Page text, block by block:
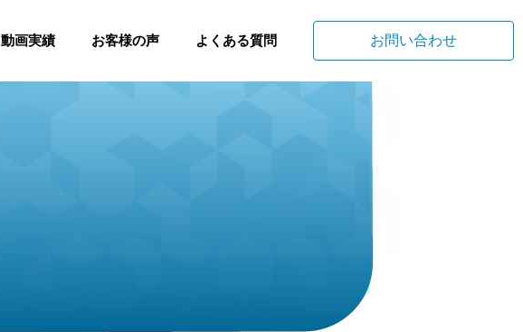
動画実績 お客様の声 よくある質問 お問い合わせ